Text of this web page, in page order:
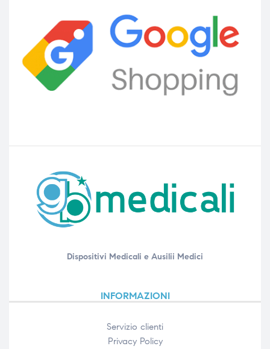
Dispositivi Medicali e Ausilii Medici
INFORMAZIONI
Servizio clienti
Privacy Policy